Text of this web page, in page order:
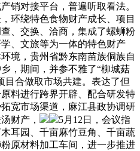
销对接平台，普遍听取看法。
环绕特色食物财产成长、项目
、交换、洽商，集成了螺蛳粉
、文旅等为一体的特色财产
境，贵州省黔东南苗族侗族自
，期间，并参不雅了“柳城菇
目合做取市场共建。表达了但
料进行跨界开辟、配合研发特
宽市场渠道，麻江县政协调研
财产，
5月12日，会议指
耳园、千亩麻竹豆角、千亩蔬
原材料加工车间，进一步推进